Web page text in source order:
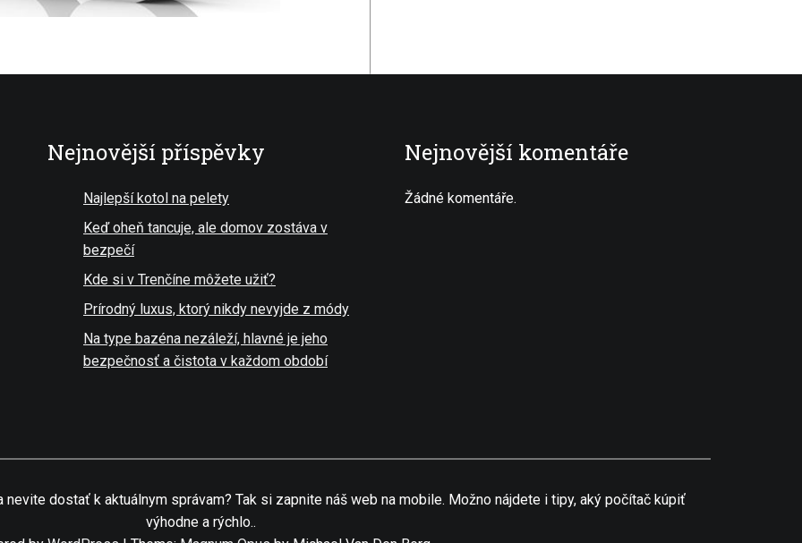
Nejnovější příspěvky
Najlepší kotol na pelety
Keď oheň tancuje, ale domov zostáva v
bezpečí
Kde si v Trenčíne môžete užiť?
Prírodný luxus, ktorý nikdy nevyjde z módy
Na type bazéna nezáleží, hlavné je jeho
bezpečnosť a čistota v každom období
Nejnovější komentáře
Žádné komentáře.
nevite dostať k aktuálnym správam? Tak si zapnite náš web na mobile. Možno nájdete i tipy, aký počítač kúpiť
výhodne a rýchlo..